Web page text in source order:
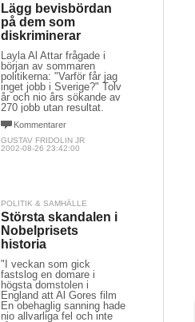
Lägg bevisbördan
på dem som
diskriminerar
Layla Al Attar frågade i
början av sommaren
politikerna: "Varför får jag
inget jobb i Sverige?" Tolv
år och nio års sökande av
270 jobb utan resultat.
Kommentarer
GUSTAV FRIDOLIN JR
2002-08-26 23:42:00
POLITIK & SAMHÄLLE
Största skandalen i
Nobelprisets
historia
"I veckan som gick
fastslog en domare i
högsta domstolen i
England att Al Gores film
En obehaglig sanning hade
nio allvarliga fel och inte